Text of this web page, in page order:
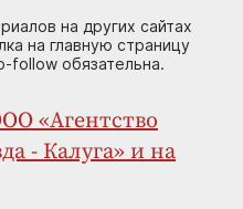
на других сайтах
на главную страницу
follow обязательна.
«Агентство
- Калуга» и на